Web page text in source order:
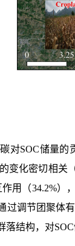
对SOC储量的
变化密切相关
用（34.2%）
过调节团聚体
结构，对